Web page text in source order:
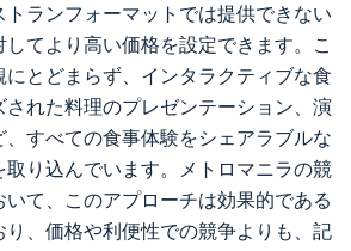
ランフォーマットでは提供できない
てより高い価格を設定できます。こ
とどまらず、インタラクティブな食
れた料理のプレゼンテーション、演
すべての食事体験をシェアラブルな
取り込んでいます。メトロマニラの競
て、このアプローチは効果的である
り、価格や利便性での競争よりも、記